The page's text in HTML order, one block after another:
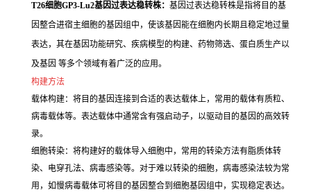
T26细胞GP3-Lu2基因过表达稳转株： 基因过表达稳转株是指将目的基
因整合进宿主细胞的基因组中，使该基因能在细胞内长期且稳定地过量
表达，其在基因功能研究、疾病模型的构建、药物筛选、蛋白质生产以
及基因 等多个领域有着广泛的应用。
构建方法
载体构建：将目的基因连接到合适的表达载体上，常用的载体有质粒、
病毒载体等。表达载体中通常含有强启动子，以驱动目的基因的高效转
录。
细胞转染：将构建好的载体导入细胞中，常用的转染方法有脂质体转
染、电穿孔法、病毒感染等。对于难以转染的细胞，病毒感染法较为常
用，如慢病毒载体可将目的基因整合到细胞基因组中，实现稳定表达。